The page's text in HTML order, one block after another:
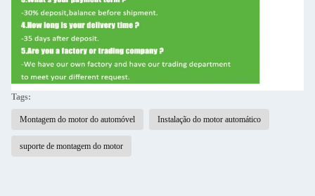
Tags:
Montagem do motor do automóvel Instalação do motor automático
suporte de montagem do motor